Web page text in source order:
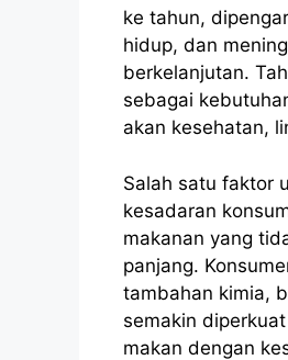
ke tahun,
hidup, dan
berkelanjutan.
sebagai
akan kesehatan,
Salah satu faktor
kesadaran
makanan yang
panjang.
tambahan kimia,
semakin
makan dengan